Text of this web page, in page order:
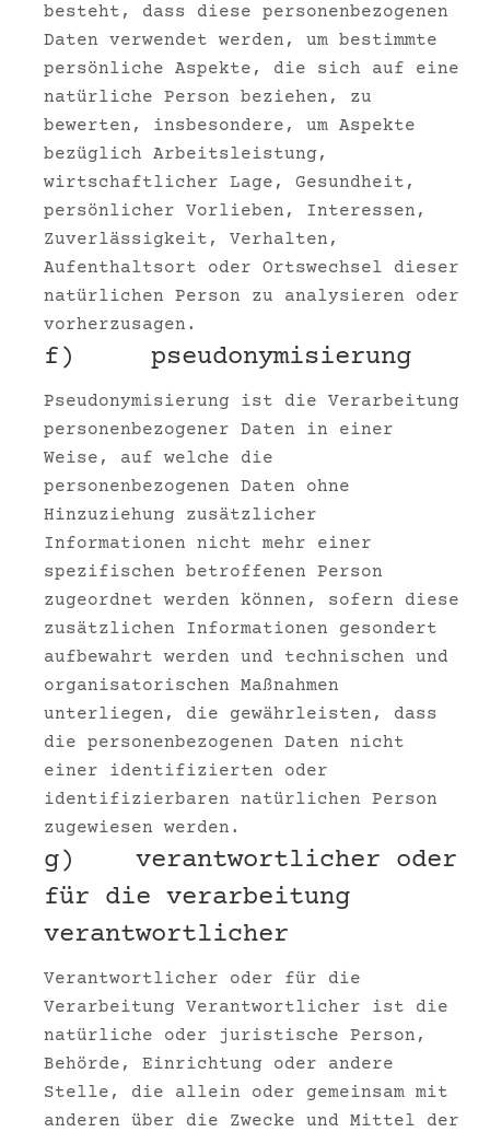
besteht, dass diese personenbezogenen
Daten verwendet werden, um bestimmte
persönliche Aspekte, die sich auf eine
natürliche Person beziehen, zu
bewerten, insbesondere, um Aspekte
bezüglich Arbeitsleistung,
wirtschaftlicher Lage, Gesundheit,
persönlicher Vorlieben, Interessen,
Zuverlässigkeit, Verhalten,
Aufenthaltsort oder Ortswechsel dieser
natürlichen Person zu analysieren oder
vorherzusagen.
f) pseudonymisierung
Pseudonymisierung ist die Verarbeitung
personenbezogener Daten in einer
Weise, auf welche die
personenbezogenen Daten ohne
Hinzuziehung zusätzlicher
Informationen nicht mehr einer
spezifischen betroffenen Person
zugeordnet werden können, sofern diese
zusätzlichen Informationen gesondert
aufbewahrt werden und technischen und
organisatorischen Maßnahmen
unterliegen, die gewährleisten, dass
die personenbezogenen Daten nicht
einer identifizierten oder
identifizierbaren natürlichen Person
zugewiesen werden.
g) verantwortlicher oder
für die verarbeitung
verantwortlicher
Verantwortlicher oder für die
Verarbeitung Verantwortlicher ist die
natürliche oder juristische Person,
Behörde, Einrichtung oder andere
Stelle, die allein oder gemeinsam mit
anderen über die Zwecke und Mittel der